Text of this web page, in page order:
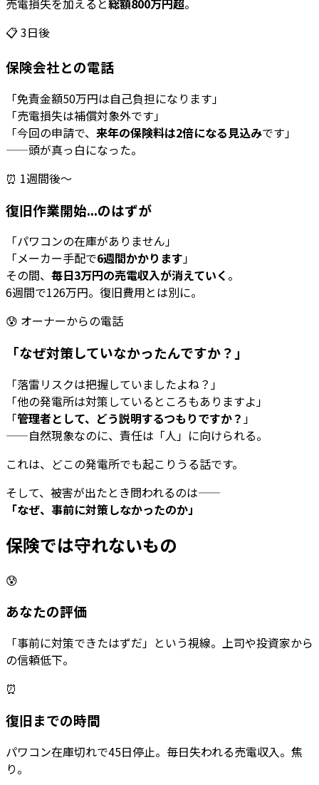
📋 3日後
保険会社との電話
「免責金額50万円は自己負担になります」
「売電損失は補償対象外です」
「今回の申請で、 来年の保険料は2倍になる見込みです」
——頭が真っ白になった。
⏰ 1週間後〜
復旧作業開始...のはずが
「パワコンの在庫がありません」
「メーカー手配で6週間かかります」
その間、 毎日3万円の売電収入が消えていく 。
6週間で126万円。復旧費用とは別に。
😰 オーナーからの電話
「なぜ対策していなかったんですか？」
「落雷リスクは把握していましたよね？」
「他の発電所は対策しているところもありますよ」
「管理者として、どう説明するつもりですか？」
——自然現象なのに、責任は「人」に向けられる。
これは、 どこの発電所でも起こりうる話です。
そして、被害が出たとき問われるのは——
「なぜ、事前に対策しなかったのか」
保険では守れないもの
😰
あなたの評価
「事前に対策できたはずだ」という視線。上司や投資家から
の信頼低下。
⏰
復旧までの時間
パワコン在庫切れで45日停止。毎日失われる売電収入。焦
り。